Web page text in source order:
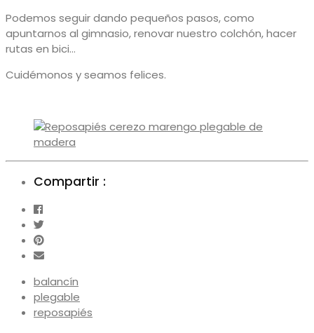
Podemos seguir dando pequeños pasos, como
apuntarnos al gimnasio, renovar nuestro colchón, hacer
rutas en bici…
Cuidémonos y seamos felices.
Compartir :
balancín
plegable
reposapiés